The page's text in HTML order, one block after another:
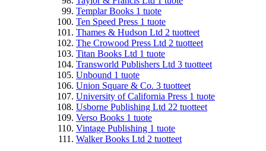
Templar Books 1 tuote
Ten Speed Press 1 tuote
Thames & Hudson Ltd 2 tuotteet
The Crowood Press Ltd 2 tuotteet
Titan Books Ltd 1 tuote
Transworld Publishers Ltd 3 tuotteet
Unbound 1 tuote
Union Square & Co. 3 tuotteet
University of California Press 1 tuote
Usborne Publishing Ltd 22 tuotteet
Verso Books 1 tuote
Vintage Publishing 1 tuote
Walker Books Ltd 2 tuotteet